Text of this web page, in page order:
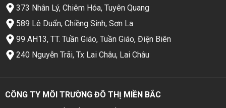
373 Nhân Lý, Chiêm Hóa, Tuyên Quang
589 Lê Duẩn, Chiềng Sinh, Sơn La
99 AH13, TT. Tuần Giáo, Tuần Giáo, Điện Biên
240 Nguyễn Trãi, Tx Lai Châu, Lai Châu
CÔNG TY MÔI TRƯỜNG ĐÔ THỊ MIỀN BẮC